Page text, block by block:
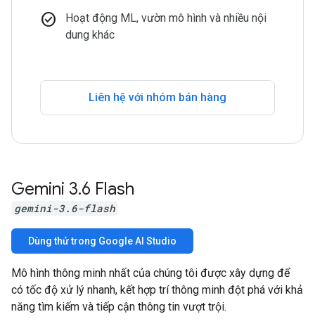
check_circle
Hoạt động ML, vườn mô hình và nhiều nội
dung khác
Liên hệ với nhóm bán hàng
Gemini 3.6 Flash
gemini-3.6-flash
Dùng thử trong Google AI Studio
Mô hình thông minh nhất của chúng tôi được xây dựng để
có tốc độ xử lý nhanh, kết hợp trí thông minh đột phá với khả
năng tìm kiếm và tiếp cận thông tin vượt trội.